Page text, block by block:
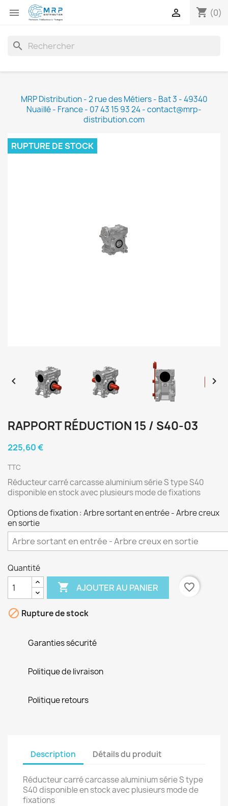
 shopping_cart (0)

search
MRP Distribution - 2 rue des Métiers - Bat 3 - 49340
Nuaillé - France - 07 43 15 93 24 - contact@mrp-
distribution.com
RUPTURE DE STOCK
 
RAPPORT RÉDUCTION 15 / S40-03
225,60 €
TTC
Réducteur carré carcasse aluminium série S type S40
disponible en stock avec plusieurs mode de fixations
Options de fixation : Arbre sortant en entrée - Arbre creux
en sortie
Quantité
 AJOUTER AU PANIER favorite_border
 Rupture de stock
Garanties sécurité
Politique de livraison
Politique retours
Description Détails du produit
Réducteur carré carcasse aluminium série S type
S40 disponible en stock avec plusieurs mode de
fixations